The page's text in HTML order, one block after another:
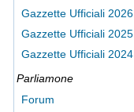
Gazzette Ufficiali 2026
Gazzette Ufficiali 2025
Gazzette Ufficiali 2024
Parliamone
Forum